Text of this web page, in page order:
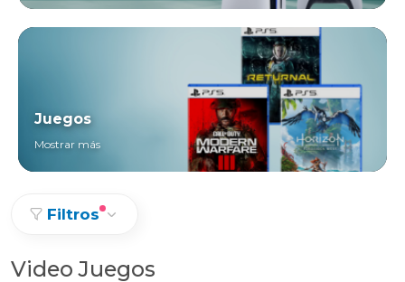
Juegos
Mostrar más
Filtros
Video Juegos